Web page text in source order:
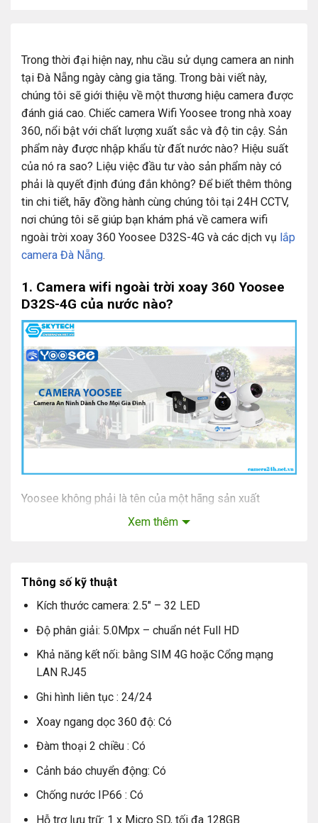
Trong thời đại hiện nay, nhu cầu sử dụng camera an ninh
tại Đà Nẵng ngày càng gia tăng. Trong bài viết này,
chúng tôi sẽ giới thiệu về một thương hiệu camera được
đánh giá cao. Chiếc camera Wifi Yoosee trong nhà xoay
360, nổi bật với chất lượng xuất sắc và độ tin cậy. Sản
phẩm này được nhập khẩu từ đất nước nào? Hiệu suất
của nó ra sao? Liệu việc đầu tư vào sản phẩm này có
phải là quyết định đúng đắn không? Để biết thêm thông
tin chi tiết, hãy đồng hành cùng chúng tôi tại 24H CCTV,
nơi chúng tôi sẽ giúp bạn khám phá về camera wifi
ngoài trời xoay 360 Yoosee D32S-4G và các dịch vụ lắp
camera Đà Nẵng.
1. Camera wifi ngoài trời xoay 360 Yoosee
D32S-4G của nước nào?
Yoosee không phải là tên của một hãng sản xuất
camera mà là tên của một phần mềm được sử dụng để
Granville Times Technology Co, Ltd ở Thẩm Quyến,
Trung Quốc.
Camera Yoosee được sản xuất bởi một nhà máy sản
xuất phần cứng và sau đó được kết nối với phần mềm
Yoosee. Mỗi chiếc camera sẽ được cấp một ID và một
mật khẩu riêng để kết nối với ứng dụng Yoosee. Điều
toàn và tiện lợi.
2. Lịch sử hình thành thương hiệu camera
Yoosee
Ra đời không lâu trên thị trường camera quan sát, bắt
đầu năm 2013, Yoosee được chú ý đến với ứng dụng
Xem thêm
Thông số kỹ thuật
Kích thước camera: 2.5″ – 32 LED
Độ phân giải: 5.0Mpx – chuẩn nét Full HD
Khả năng kết nối: bằng SIM 4G hoặc Cổng mạng
LAN RJ45
Ghi hình liên tục : 24/24
Xoay ngang dọc 360 độ: Có
Đàm thoại 2 chiều : Có
Cảnh báo chuyển động: Có
Chống nước IP66 : Có
Hỗ trợ lưu trữ: 1 x Micro SD, tối đa 128GB